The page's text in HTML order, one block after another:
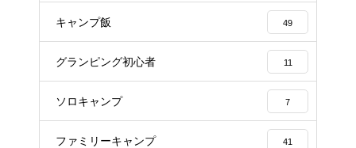
キャンプ飯 49
グランピング初心者 11
ソロキャンプ 7
ファミリーキャンプ 41